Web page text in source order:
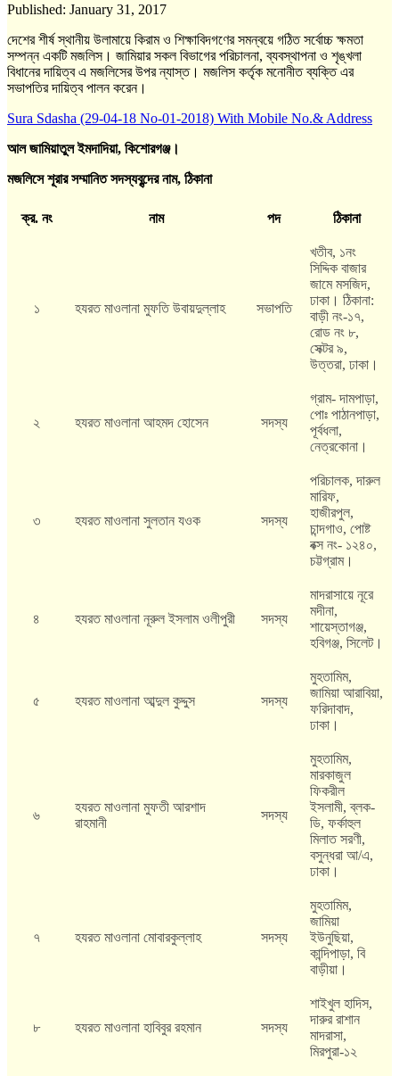
Published: January 31, 2017
দেশের শীর্ষ স্থানীয় উলামায়ে কিরাম ও শিক্ষাবিদগণের সমন্বয়ে গঠিত সর্বোচ্চ ক্ষমতা
সম্পন্ন একটি মজলিস। জামিয়ার সকল বিভাগের পরিচালনা, ব্যবস্থাপনা ও শৃঙ্খলা
বিধানের দায়িত্ব এ মজলিসের উপর ন্যাস্ত। মজলিস কর্তৃক মনোনীত ব্যক্তি এর
সভাপতির দায়িত্ব পালন করেন।
Sura Sdasha (29-04-18 No-01-2018) With Mobile No.& Address
আল জামিয়াতুলইমদাদিয়া, কিশোরগঞ্জ।
মজলিসে শূরার সম্মানিত সদস্যবৃন্দের নাম, ঠিকানা
ক্র. নং নাম পদ ঠিকানা
১ হযরত মাওলানা মুফতি উবায়দুল্লাহ সভাপতি
খতীব, ১নং
সিদ্দিক বাজার
জামে মসজিদ,
ঢাকা। ঠিকানা:
বাড়ী নং-১৭,
রোড নং ৮,
সেক্টর ৯,
উত্তরা, ঢাকা।
২ হযরত মাওলানা আহমদ হোসেন সদস্য
গ্রাম- দামপাড়া,
পোঃ পাঠানপাড়া,
পূর্বধলা,
নেত্রকোনা।
৩ হযরত মাওলানা সুলতান যওক সদস্য
পরিচালক, দারুল
মারিফ,
হাজীরপুল,
চান্দগাও, পোষ্ট
বক্স নং- ১২৪০,
চট্টগ্রাম।
৪ হযরত মাওলানা নূরুল ইসলাম ওলীপুরী সদস্য
মাদরাসায়ে নূরে
মদীনা,
শায়েস্তাগঞ্জ,
হবিগঞ্জ, সিলেট।
৫ হযরত মাওলানা আব্দুল কুদ্দুস সদস্য
মুহতামিম,
জামিয়া আরাবিয়া,
ফরিদাবাদ,
ঢাকা।
৬
হযরত মাওলানা মুফতী আরশাদ
রাহমানী
সদস্য
মুহতামিম,
মারকাজুল
ফিকরীল
ইসলামী, ব্লক-
ডি, ফর্কাহুল
মিলাত সরণী,
বসুন্ধরা আ/এ,
ঢাকা।
৭ হযরত মাওলানা মোবারকুল্লাহ সদস্য
মুহতামিম,
জামিয়া
ইউনুছিয়া,
কান্দিপাড়া, বি
বাড়ীয়া।
৮ হযরত মাওলানা হাবিবুর রহমান সদস্য
শাইখুল হাদিস,
দারুর রাশান
মাদরাসা,
মিরপুরা-১২